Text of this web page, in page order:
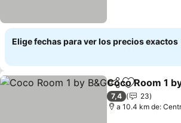
Elige fechas para ver los precios exactos
CompartirAgregar a
Coco Room 1
7,4
23
a 10.4 km de: